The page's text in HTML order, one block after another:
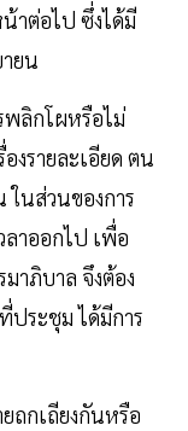
น้าต่อไป ซึ่งได้มี
ยน
พลิกโผหรือไม่
งรายละเอียด ตน
นส่วนของการ
ลาออกไป เพื่อ
าภิบาล จึงต้อง
ประชุม ได้มีการ
ถกเถียงกันหรือ